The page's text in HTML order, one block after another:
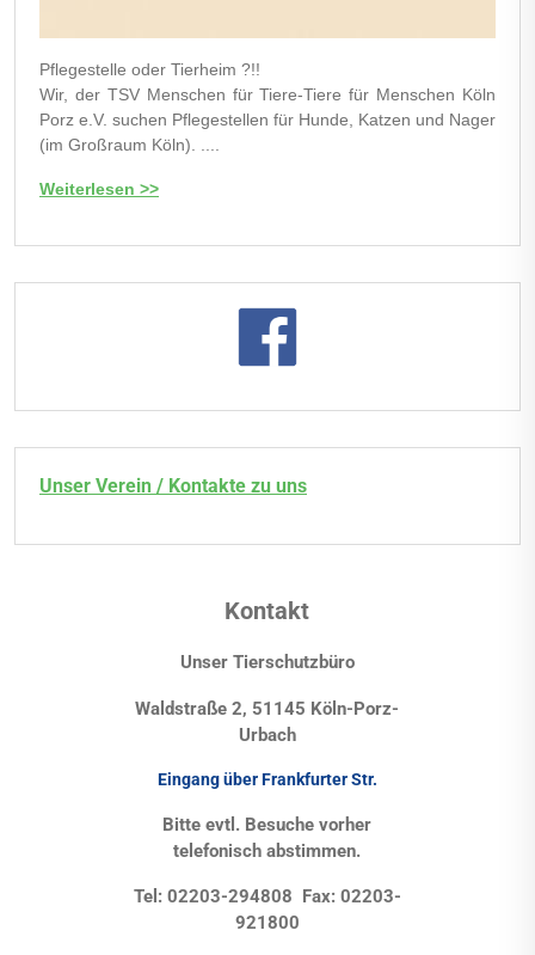
Pflegestelle oder Tierheim ?!!
Wir, der TSV Menschen für Tiere-Tiere für Menschen Köln
Porz e.V. suchen Pflegestellen für Hunde, Katzen und Nager
(im Großraum Köln). ....
Weiterlesen >>
Unser Verein / Kontakte zu uns
Kontakt
Unser Tierschutzbüro
Waldstraße 2, 51145 Köln-Porz-
Urbach
Eingang über Frankfurter Str.
Bitte evtl. Besuche vorher
telefonisch abstimmen.
Tel: 02203-294808 Fax: 02203-
921800